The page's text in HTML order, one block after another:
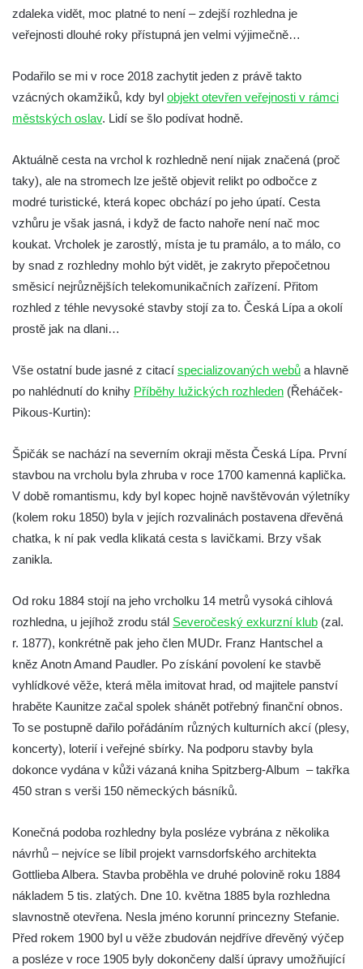
Vyhlídka u svatého Josefa v Zákupech
Ferdinandova vyhlídka u bývalého
Vyhlídka na konci Křížové cesty na
Křížovém vrchu ve Frýdlantu
Rozhledna Čáp v Adršpašsko-teplických
Vyhlídka pod Doubravskou horou v
Teplicích
Vyhlídka u Písečného vrchu v Teplicích
Rozhledna Letná v Teplicích
Vyhlídka Kaltenbergblick pod Weifbergem
Vyhlídka na vrchu Waitzdorfer Höhe u
Rozhledna Maják u Strupčic
Vyhlídka na lom Vršany severně od
Strupčic
Chloumku
Vyhlídka u Lückendorfu III
Vyhlídka u Lückendorfu II
Vyhlídka u Köglerova kříže na Kamenné
Horce v Krásné Lípě
Vyhlídka u Kyjovského hrádku
Vyhlídka v Dolní Chřibské
Vyhlídka nad Údolím samoty
Vyhlídka u Perníkové stráže mezi Údolím
samoty a Údolím vzdechů
Údajná vyhlídka u pomníku Hanse Kudlicha
v Nové Vsi-Teplicích
Údajná vyhlídka pod Širokým vrchem
Boreč – vyhlídka k jihu
Boreč – vyhlídka k východu
Vrázova vyhlídka v Mělníku
zdaleka vidět, moc platné to není – zdejší rozhledna je
veřejnosti dlouhé roky přístupná jen velmi výjimečně…
Podařilo se mi v roce 2018 zachytit jeden z právě takto
vzácných okamžiků, kdy byl objekt otevřen veřejnosti v rámci
městských oslav. Lidí se šlo podívat hodně.
Aktuálně cesta na vrchol k rozhledně není nijak značená (proč
taky), ale na stromech lze ještě objevit relikt po odbočce z
modré turistické, která kopec obchází po jeho úpatí. Cesta
vzhůru je však jasná, i když de facto nahoře není nač moc
koukat. Vrcholek je zarostlý, místa je tu pramálo, a to málo, co
by snad z rozhledny mohlo být vidět, je zakryto přepočetnou
směsicí nejrůznějších telekomunikačních zařízení. Přitom
rozhled z téhle nevysoké stavby stojí za to. Česká Lípa a okolí
prostě jak na dlani…
Vše ostatní bude jasné z citací specializovaných webů a hlavně
po nahlédnutí do knihy Příběhy lužických rozhleden (Řeháček-
Pikous-Kurtin):
Špičák se nachází na severním okraji města Česká Lípa. První
stavbou na vrcholu byla zhruba v roce 1700 kamenná kaplička.
V době romantismu, kdy byl kopec hojně navštěvován výletníky
(kolem roku 1850) byla v jejích rozvalinách postavena dřevěná
chatka, k ní pak vedla klikatá cesta s lavičkami. Brzy však
zanikla.
Od roku 1884 stojí na jeho vrcholku 14 metrů vysoká cihlová
rozhledna, u jejíhož zrodu stál Severočeský exkurzní klub (zal.
r. 1877), konkrétně pak jeho člen MUDr. Franz Hantschel a
kněz Anotn Amand Paudler. Po získání povolení ke stavbě
vyhlídkové věže, která měla imitovat hrad, od majitele panství
hraběte Kaunitze začal spolek shánět potřebný finanční obnos.
To se postupně dařilo pořádáním různých kulturních akcí (plesy,
koncerty), loterií i veřejné sbírky. Na podporu stavby byla
dokonce vydána v kůži vázaná kniha Spitzberg-Album – takřka
450 stran s verši 150 německých básníků.
Konečná podoba rozhledny byla posléze vybrána z několika
návrhů – nejvíce se líbil projekt varnsdorfského architekta
Gottlieba Albera. Stavba proběhla ve druhé polovině roku 1884
nákladem 5 tis. zlatých. Dne 10. května 1885 byla rozhledna
slavnostně otevřena. Nesla jméno korunní princezny Stefanie.
Před rokem 1900 byl u věže zbudován nejdříve dřevěný výčep
a posléze v roce 1905 byly dokončeny další úpravy umožňující